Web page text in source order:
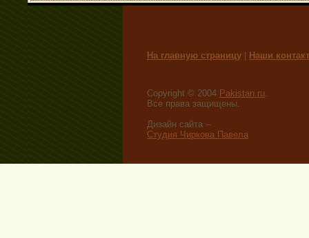
На главную страницу Наши
Copyright © 2004 Pakistan.ru.
Все права защищены.
Дизайн сайта –
Студия Чиркова Павела